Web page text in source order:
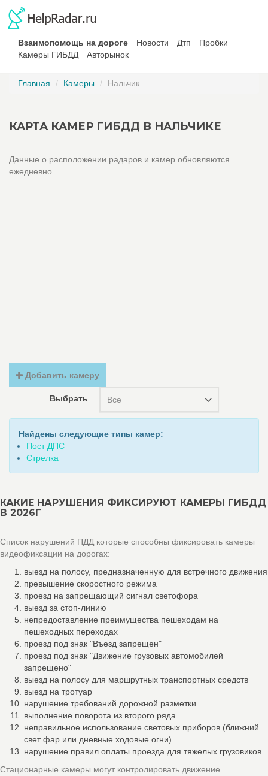
Взаимопомощь на дороге Новости Дтп
Пробки
Камеры ГИБДД
Авторынок
Главная Камеры Нальчик
КАРТА КАМЕР ГИБДД В НАЛЬЧИКЕ
Данные о расположении радаров и камер обновляются
ежедневно.
Добавить камеру
Выбрать Все
Найдены следующие типы камер:
Пост ДПС
Стрелка
КАКИЕ НАРУШЕНИЯ ФИКСИРУЮТ КАМЕРЫ ГИБДД
В 2026Г
Список нарушений ПДД которые способны фиксировать камеры
видеофиксации на дорогах:
выезд на полосу, предназначенную для встречного движения
превышение скоростного режима
проезд на запрещающий сигнал светофора
выезд за стоп-линию
непредоставление преимущества пешеходам на
пешеходных переходах
проезд под знак "Въезд запрещен"
проезд под знак "Движение грузовых автомобилей
запрещено"
выезд на полосу для маршрутных транспортных средств
выезд на тротуар
нарушение требований дорожной разметки
выполнение поворота из второго ряда
неправильное использование световых приборов (ближний
свет фар или дневные ходовые огни)
нарушение правил оплаты проезда для тяжелых грузовиков
Стационарные камеры могут контролировать движение